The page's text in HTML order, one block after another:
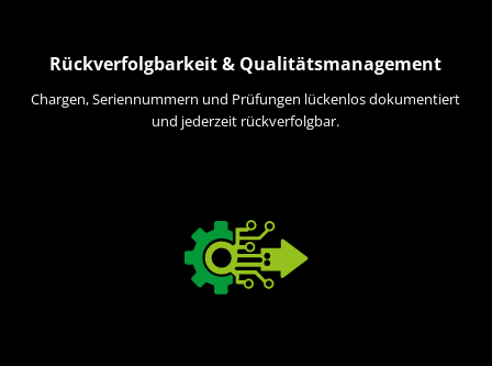
Rückverfolgbarkeit & Qualitätsmanagement
Chargen, Seriennummern und Prüfungen lückenlos dokumentiert
und jederzeit rückverfolgbar.